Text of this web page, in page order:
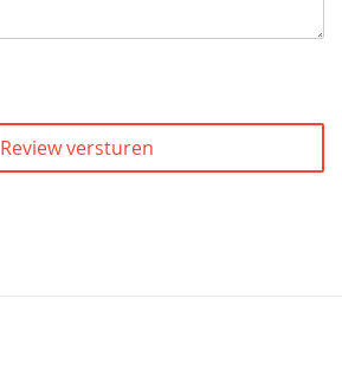
Review versturen